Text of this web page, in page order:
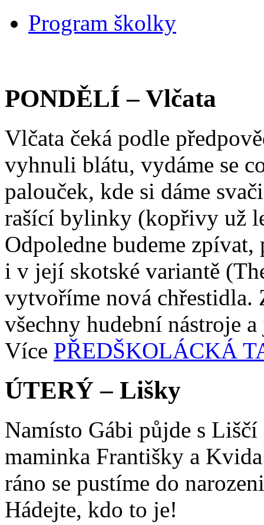
Program školky
PONDĚLÍ – Vlčata
Vlčata čeká podle
vyhnuli blátu, vydáme se
palouček, kde si dáme
rašící bylinky (kopřivy už
Odpoledne budeme
i v její skotské variantě
vytvoříme nová chřestidla.
všechny hudební nástroje
Více PŘEDŠKOLÁCKÁ
ÚTERÝ – Lišky
Namísto Gábi půjde s
maminka Františky a
ráno se pustíme do
Hádejte, kdo to je!